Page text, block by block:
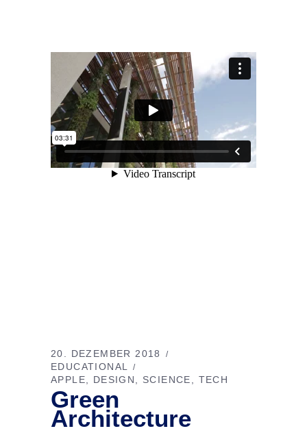
20. DEZEMBER 2018
EDUCATIONAL
APPLE
DESIGN SCIENCE TECH
Green
Architecture